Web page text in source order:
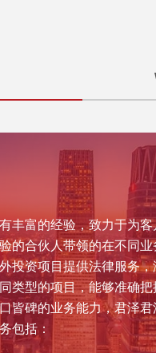
丰富的经验，致力于为
的合伙人带领的在不同
投资项目提供法律服务
类型的项目，能够准确
皆碑的业务能力，君泽
包括：